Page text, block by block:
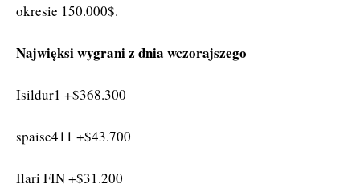
okresie 150.000$.
Najwięksi wygrani z dnia wczorajszego
Isildur1 +$368.300
spaise411 +$43.700
Ilari FIN +$31.200